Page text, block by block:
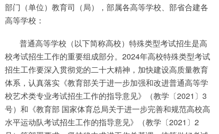
部门（单位）教育司（局），部属各高等学校、部省合建各
高等学校：
普通高等学校（以下简称高校）特殊类型考试招生是高
校考试招生工作的重要组成部分。2024年高校特殊类型考试
招生工作要深入贯彻党的二十大精神，加快建设高质量教育
体系，认真落实《教育部关于进一步加强和改进普通高等学
校艺术类专业考试招生工作的指导意见》（教学〔2021〕3
号）和《教育部 国家体育总局关于进一步完善和规范高校高
水平运动队考试招生工作的指导意见》（教学〔2021〕2